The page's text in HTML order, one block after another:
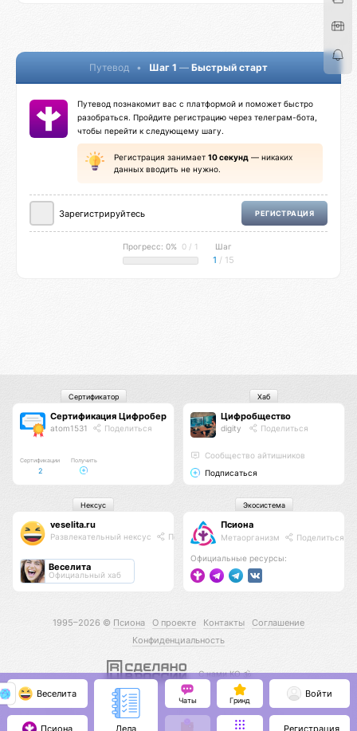
Путевод • Шаг 1 — Быстрый старт
Путевод познакомит вас с платформой и поможет быстро
разобраться. Пройдите регистрацию через телеграм-бота,
чтобы перейти к следующему шагу.
Регистрация занимает 10 секунд — никаких
данных вводить не нужно.
Зарегистрируйтесь РЕГИСТРАЦИЯ
Прогресс: 0% 0 / 1 Шаг
1 / 15
Сертификация Цифроберов
atom1531 Поделиться
Сертификации
2
Получить
Сертификатор
Цифробщество
digity Поделиться
Сообщество айтишников
Подписаться
Хаб
veselita.ru
Развлекательный нексус Поделиться
Веселита
Официальный хаб
Нексус
Псиона
Метаорганизм Поделиться
Официальные ресурсы:
Экосистема
1995–2026 © Псиона О проекте Контакты
Соглашение
Конфиденциальность
С нами КО 🕉️
Веселита
Чаты Гринд
Войти